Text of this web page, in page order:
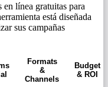
línea gratuitas para
está diseñada
sus campañas
Formats
&
Channels
Budget
& ROI